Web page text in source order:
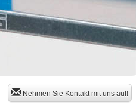
Nehmen Sie Kontakt mit uns auf!